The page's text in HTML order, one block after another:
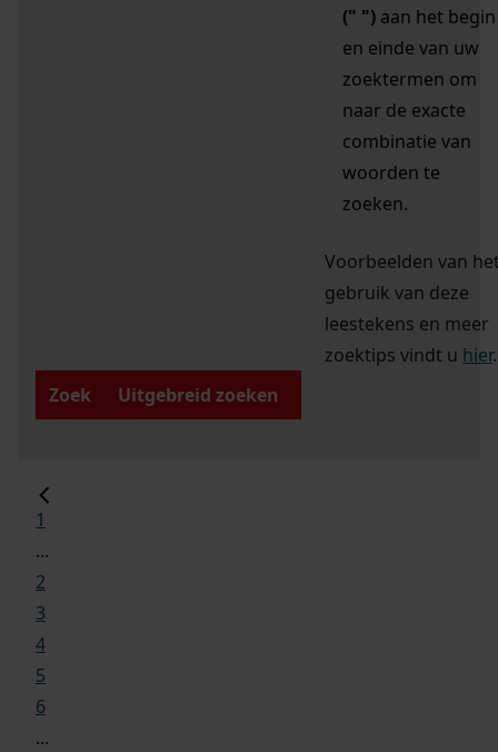
(" ") aan het begin
en einde van uw
zoektermen om
naar de exacte
combinatie van
woorden te
zoeken.
Voorbeelden van
gebruik van deze
leestekens en meer
zoektips vindt u hier.
Zoek
Uitgebreid zoeken
1
...
2
3
4
5
6
...